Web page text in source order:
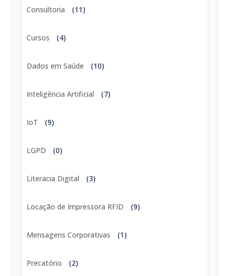
Consultoria (11)
Cursos (4)
Dados em Saúde (10)
Inteligência Artificial (7)
IoT (9)
LGPD (0)
Literacia Digital (3)
Locação de Impressora RFID (9)
Mensagens Corporativas (1)
Precatório (2)